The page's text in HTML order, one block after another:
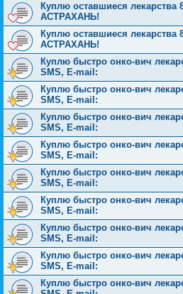
Куплю оставшиеся
АСТРАХАНЬ!
Куплю оставшиеся
АСТРАХАНЬ!
Куплю быстро онко-вич
SMS, E-mail:
Куплю быстро онко-вич
SMS, E-mail:
Куплю быстро онко-вич
SMS, E-mail:
Куплю быстро онко-вич
SMS, E-mail:
Куплю быстро онко-вич
SMS, E-mail:
Куплю быстро онко-вич
SMS, E-mail:
Куплю быстро онко-вич
SMS, E-mail:
Куплю быстро онко-вич
SMS, E-mail:
Куплю быстро онко-вич